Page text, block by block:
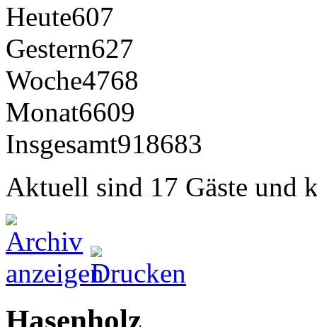
Heute607
Gestern627
Woche4768
Monat6609
Insgesamt918683
Aktuell sind 17 Gäste und
Hasenholz